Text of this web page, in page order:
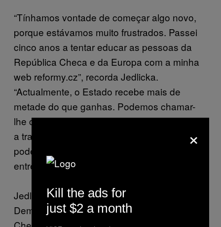
“Tínhamos vontade de começar algo novo,
porque estávamos muito frustrados. Passei
cinco anos a tentar educar as pessoas da
República Checa e da Europa com a minha
web reformy.cz”, recorda Jedlicka.
“Actualmente, o Estado recebe mais de
metade do que ganhas. Podemos chamar-
lhe capitalismo, mas, uma vez que continuas
a trabalhar durante o Verão para o Estado,
podemos dizer que estamos a meio caminho
entre o capitalismo e o comunismo”.
Jedlicka é um ex-membro do Partido
Democrático Cívico (ODS) da República
×
Kill the ads for
just $2 a month